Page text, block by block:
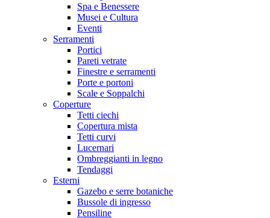
Spa e Benessere
Musei e Cultura
Eventi
Serramenti
Portici
Pareti vetrate
Finestre e serramenti
Porte e portoni
Scale e Soppalchi
Coperture
Tetti ciechi
Copertura mista
Tetti curvi
Lucernari
Ombreggianti in legno
Tendaggi
Esterni
Gazebo e serre botaniche
Bussole di ingresso
Pensiline